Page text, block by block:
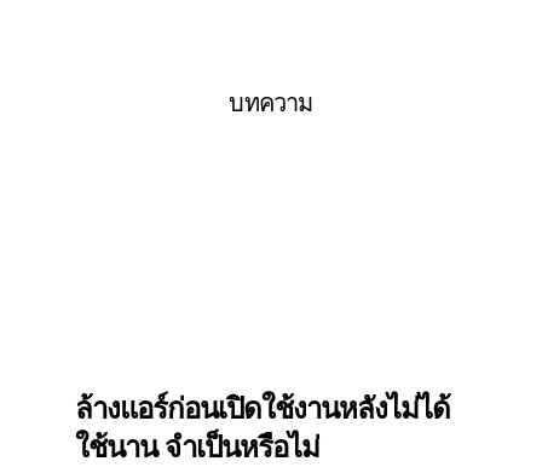
บทความ
ล้างแอร์ก่อนเปิดใช้งานหลังไม่ได้
ใช้นาน จำเป็นหรือไม่